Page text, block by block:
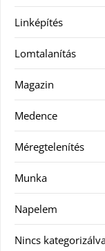
Linképítés
Lomtalanítás
Magazin
Medence
Méregtelenítés
Munka
Napelem
Nincs